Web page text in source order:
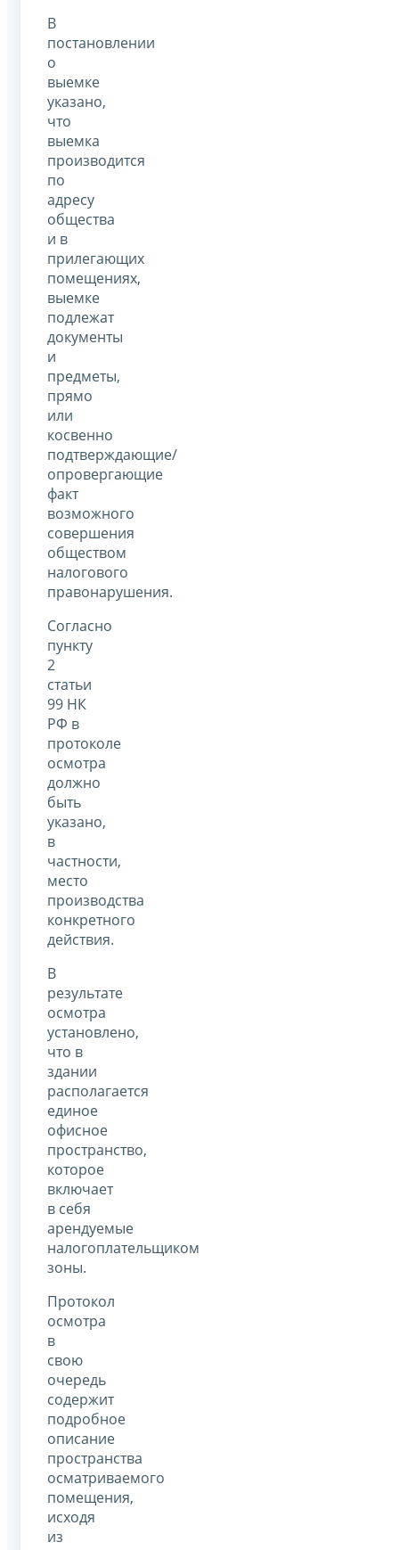
В
постановлении
о
выемке
указано,
что
выемка
производится
по
адресу
общества
и в
прилегающих
помещениях,
выемке
подлежат
документы
и
предметы,
прямо
или
косвенно
подтверждающие/
опровергающие
факт
возможного
совершения
обществом
налогового
правонарушения.
Согласно
пункту
2
статьи
99 НК
РФ в
протоколе
осмотра
должно
быть
указано,
в
частности,
место
производства
конкретного
действия.
В
результате
осмотра
установлено,
что в
здании
располагается
единое
офисное
пространство,
которое
включает
в себя
арендуемые
налогоплательщиком
зоны.
Протокол
осмотра
в
свою
очередь
содержит
подробное
описание
пространства
осматриваемого
помещения,
исходя
из